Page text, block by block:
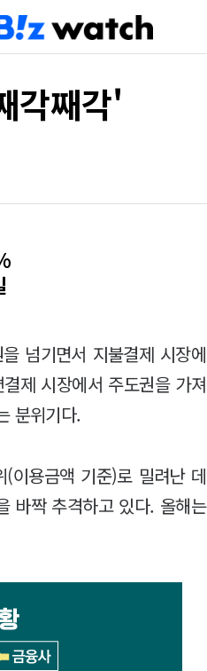
각째각'
넘기면서 지불결제 시장에
제 시장에서 주도권을 가져
분위기다.
이용금액 기준)로 밀려난 데
바짝 추격하고 있다. 올해는